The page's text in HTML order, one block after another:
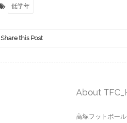
低学年
Share this Post
About
高塚フットボー